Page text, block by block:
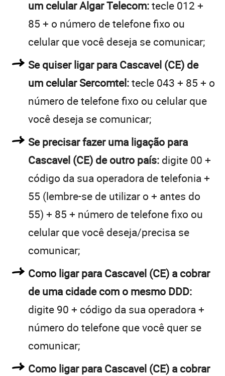
um celular Algar Telecom:tecle 012 +
85 + o número de telefone fixo ou
celular que você deseja se comunicar;
Se quiser ligar para Cascavel (CE) de
um celular Sercomtel:tecle 043 + 85 + o
número de telefone fixo ou celular que
você deseja se comunicar;
Se precisar fazer uma ligação para
Cascavel (CE) de outro país: digite 00 +
código da sua operadora de telefonia +
55 (lembre-se de utilizar o + antes do
55) + 85 + número de telefone fixo ou
celular que você deseja/precisa se
comunicar;
Como ligar para Cascavel (CE) a cobrar
de uma cidade com o mesmo DDD:
digite 90 + código da sua operadora +
número do telefone que você quer se
comunicar;
Como ligar para Cascavel (CE) a cobrar